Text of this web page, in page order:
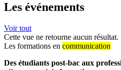
Les événements
Voir tout
Cette vue ne retourne aucun résultat.
Les formations en communication
Des étudiants post-bac aux